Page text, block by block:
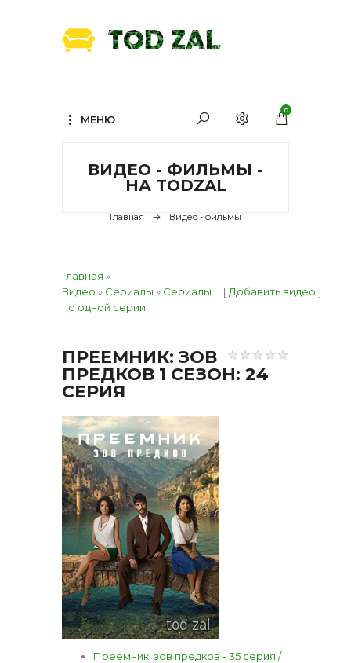
МЕНЮ
0
ВИДЕО - ФИЛЬМЫ -
НА TODZAL
Главная Видео - фильмы
Главная »
Видео » Сериалы » Сериалы
по одной серии
[ Добавить видео ]
ПРЕЕМНИК: ЗОВ
ПРЕДКОВ 1 СЕЗОН: 24
СЕРИЯ
Преемник: зов предков - 35 серия /